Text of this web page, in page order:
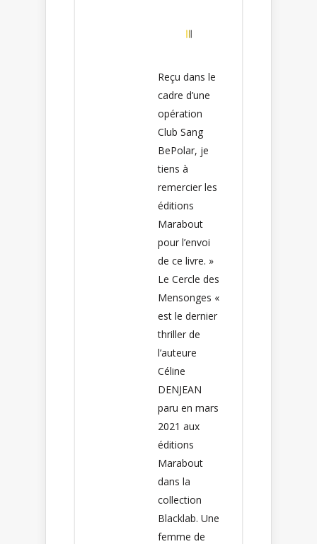
Reçu dans le
cadre d’une
opération
Club Sang
BePolar, je
tiens à
remercier les
éditions
Marabout
pour l’envoi
de ce livre. »
Le Cercle des
Mensonges «
est le dernier
thriller de
l’auteure
Céline
DENJEAN
paru en mars
2021 aux
éditions
Marabout
dans la
collection
Blacklab. Une
femme de